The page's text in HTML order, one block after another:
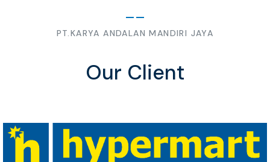
PT.KARYA ANDALAN MANDIRI JAYA
Our Client